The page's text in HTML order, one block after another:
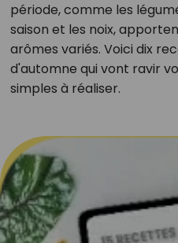
période, comme les
saison et les noix,
arômes variés. Voici dix
d'automne qui vont ravir
simples à réaliser.